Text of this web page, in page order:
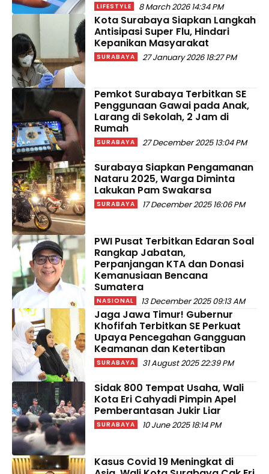
LIFESTYLE 8 March 2026 14:34 PM
Kota Surabaya Siapkan Langkah
Antisipasi Super Flu, Hindari
Kepanikan Masyarakat
SURABAYA 27 January 2026 18:27 PM
Pemkot Surabaya Terbitkan SE
Penggunaan Gawai pada Anak,
Larang di Sekolah, 2 Jam di
Rumah
SURABAYA 27 December 2025 13:04 PM
Surabaya Siapkan Pengamanan
Nataru 2025, Warga Diminta
Lakukan Pam Swakarsa
SURABAYA 17 December 2025 16:06 PM
PWI Pusat Terbitkan Edaran Soal
Rangkap Jabatan,
Perpanjangan KTA dan Donasi
Kemanusiaan Bencana
Sumatera
NASIONAL 13 December 2025 09:13 AM
Jaga Jawa Timur! Gubernur
Khofifah Terbitkan SE Perkuat
Upaya Pencegahan Gangguan
Keamanan dan Ketertiban
SURABAYA 31 August 2025 22:39 PM
Sidak 800 Tempat Usaha, Wali
Kota Eri Cahyadi Pimpin Apel
Pemberantasan Jukir Liar
SURABAYA 10 June 2025 18:14 PM
Kasus Covid 19 Meningkat di